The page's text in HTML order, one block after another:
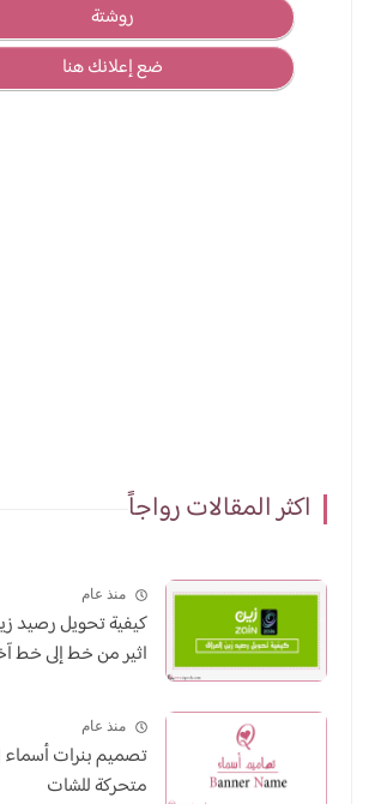
روشتة
ضع إعلانك هنا
اكثر المقالات رواجاً
منذ عام
كيفية تحويل رصيد
اثير من خط إلى خط
منذ عام
تصميم بنرات
متحركة للشات